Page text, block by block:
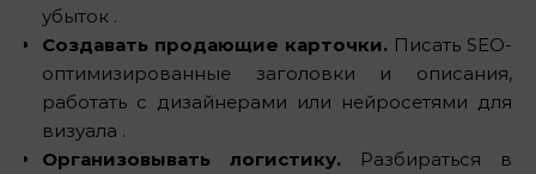
убыток .
Создавать продающие карточки. Писать SEO-
оптимизированные заголовки и описания,
работать с дизайнерами или нейросетями для
визуала .
Организовывать логистику. Разбираться в